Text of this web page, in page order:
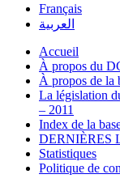
Français
العربية
Accueil
À propos du
À propos de la
La législation
– 2011
Index de la
DERNIÈRES
Statistiques
Politique de